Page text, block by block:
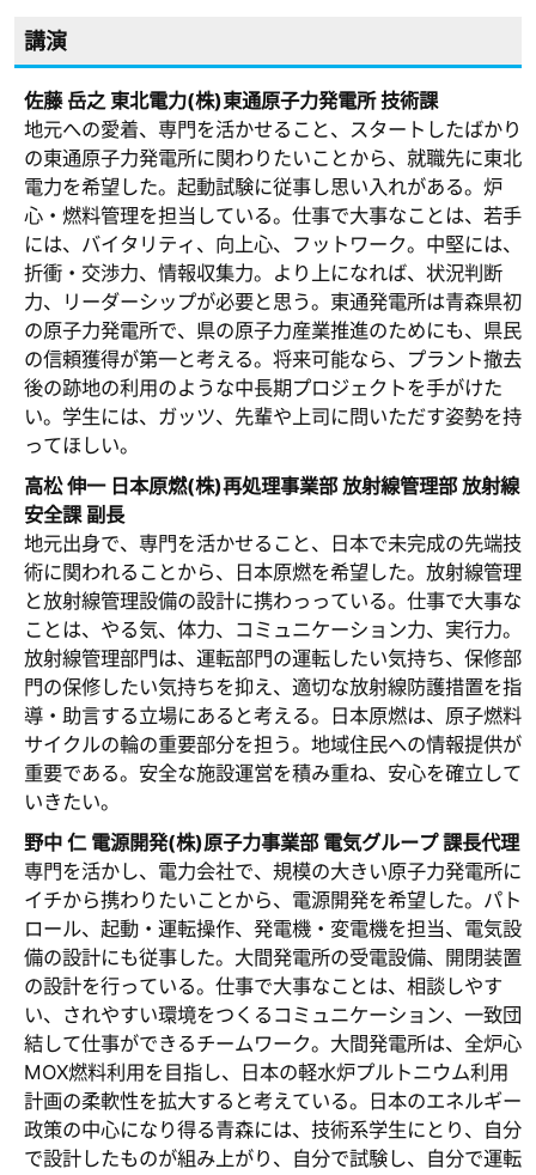
講演
佐藤 岳之 東北電力(株)東通原子力発電所 技術課
地元への愛着、専門を活かせること、スタートしたばかり
の東通原子力発電所に関わりたいことから、就職先に東北
電力を希望した。起動試験に従事し思い入れがある。炉
心・燃料管理を担当している。仕事で大事なことは、若手
には、バイタリティ、向上心、フットワーク。中堅には、
折衝・交渉力、情報収集力。より上になれば、状況判断
力、リーダーシップが必要と思う。東通発電所は青森県初
の原子力発電所で、県の原子力産業推進のためにも、県民
の信頼獲得が第一と考える。将来可能なら、プラント撤去
後の跡地の利用のような中長期プロジェクトを手がけた
い。学生には、ガッツ、先輩や上司に問いただす姿勢を持
ってほしい。
高松 伸一 日本原燃(株)再処理事業部 放射線管理部 放射線
安全課 副長
地元出身で、専門を活かせること、日本で未完成の先端技
術に関われることから、日本原燃を希望した。放射線管理
と放射線管理設備の設計に携わっっている。仕事で大事な
ことは、やる気、体力、コミュニケーション力、実行力。
放射線管理部門は、運転部門の運転したい気持ち、保修部
門の保修したい気持ちを抑え、適切な放射線防護措置を指
導・助言する立場にあると考える。日本原燃は、原子燃料
サイクルの輪の重要部分を担う。地域住民への情報提供が
重要である。安全な施設運営を積み重ね、安心を確立して
いきたい。
野中 仁 電源開発(株)原子力事業部 電気グループ 課長代理
専門を活かし、電力会社で、規模の大きい原子力発電所に
イチから携わりたいことから、電源開発を希望した。パト
ロール、起動・運転操作、発電機・変電機を担当、電気設
備の設計にも従事した。大間発電所の受電設備、開閉装置
の設計を行っている。仕事で大事なことは、相談しやす
い、されやすい環境をつくるコミュニケーション、一致団
結して仕事ができるチームワーク。大間発電所は、全炉心
MOX燃料利用を目指し、日本の軽水炉プルトニウム利用
計画の柔軟性を拡大すると考えている。日本のエネルギー
政策の中心になり得る青森には、技術系学生にとり、自分
で設計したものが組み上がり、自分で試験し、自分で運転